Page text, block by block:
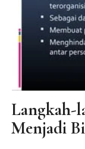
Langkah-
Menjadi